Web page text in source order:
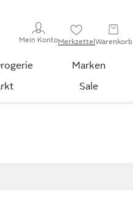
Mein KontoMerkzettelWarenkorb
Marken
Sale